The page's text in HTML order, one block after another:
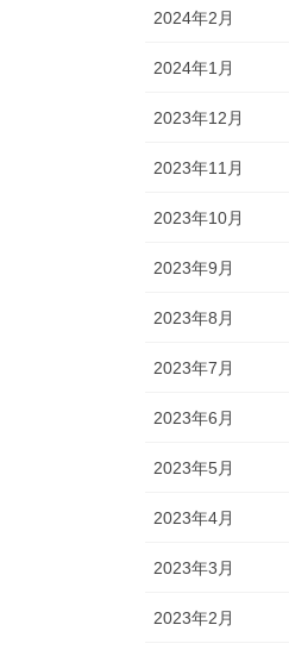
2024年2月
2024年1月
2023年12月
2023年11月
2023年10月
2023年9月
2023年8月
2023年7月
2023年6月
2023年5月
2023年4月
2023年3月
2023年2月